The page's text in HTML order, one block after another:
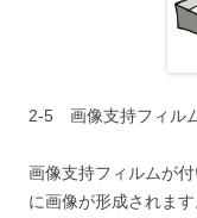
2-5 画像支持フィル
画像支持フィルムが
に画像が形成されま